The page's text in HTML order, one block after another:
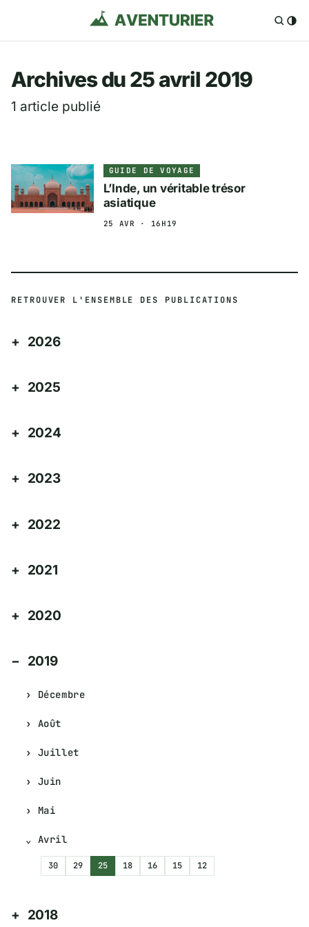
Aventurier.fr —
Archives du 25 avril 2019
1 article publié
GUIDE DE VOYAGE
L’Inde, un véritable trésor
asiatique
25 AVR · 16H19
RETROUVER L'ENSEMBLE DES PUBLICATIONS
2026
2025
2024
2023
2022
2021
2020
2019
Décembre
Août
Juillet
Juin
Mai
Avril
30 29 25 18 16 15 12
2018